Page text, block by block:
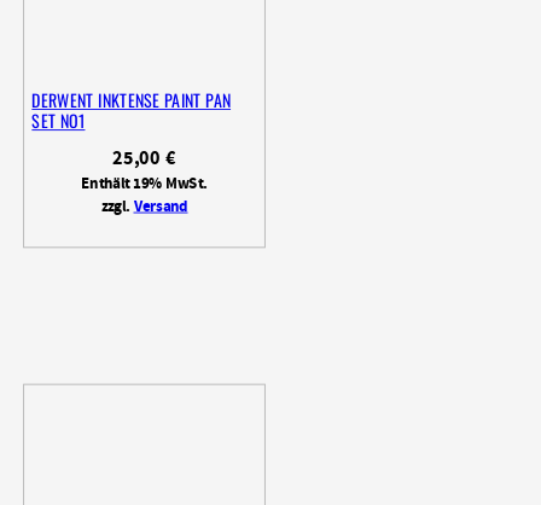
DERWENT INKTENSE PAINT PAN
SET NO1
25,00€
Enthält 19% MwSt.
zzgl.Versand